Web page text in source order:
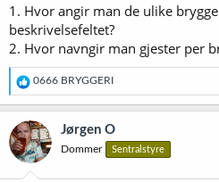
1. Hvor angir man de ulike
beskrivelsefeltet?
2. Hvor navngir man gjester per
R
e
a
k
s
j
o
0666 BRYGGERI
Jørgen O
Dommer Sentralstyre